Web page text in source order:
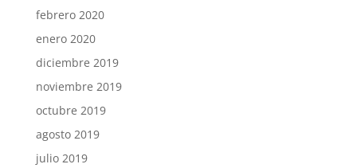
febrero 2020
enero 2020
diciembre 2019
noviembre 2019
octubre 2019
agosto 2019
julio 2019